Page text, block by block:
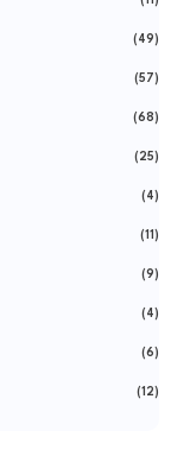
(49)
(57)
(68)
(25)
(4)
(11)
(9)
(4)
(6)
(12)